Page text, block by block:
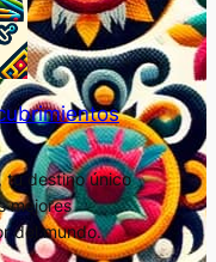
tu destino único
mejores
del mundo.